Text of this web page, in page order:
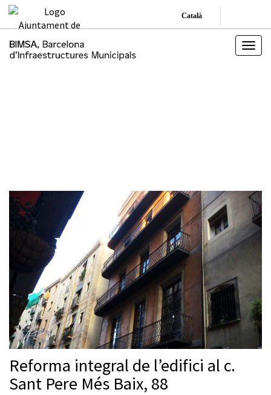
Català
Reforma integral de l’edifici al c.
Sant Pere Més Baix, 88